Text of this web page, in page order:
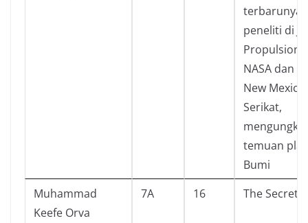
terbarunya.
peneliti di
Propulsion
NASA dan
New
Serikat,
temuan
Bumi
Muhammad
Keefe Orva
7A 16 The Secret